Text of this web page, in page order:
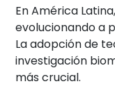
En América
evolucionando a
La adopción de
investigación
más crucial.